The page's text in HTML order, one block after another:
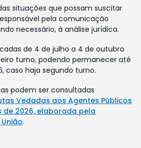
situações que possam suscitar
pela comunicação
necessário, à análise jurídica.
de 4 de julho a 4 de outubro
turno, podendo permanecer até
caso haja segundo turno.
podem ser consultadas
Vedadas aos Agentes Públicos
de 2026, elaborada pela
.